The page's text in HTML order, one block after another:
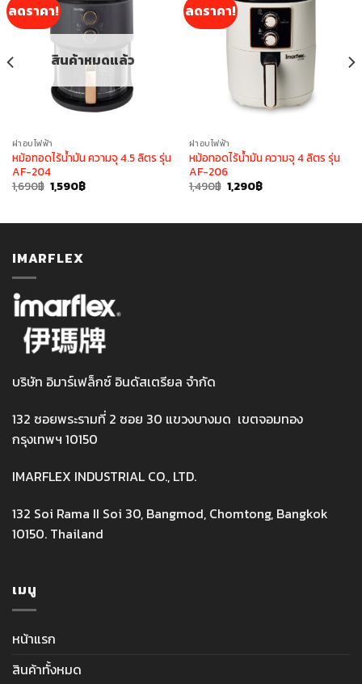
ลดราคา!
สินค้าหมดแล้ว
ฝาอบไฟฟ้า
หม้อทอดไร้น้ำมัน ความจุ 4.5 ลิตร รุ่น
AF-204
1,690฿ Original
price
1,590฿Current
ลดราคา!
ฝาอบไฟฟ้า
หม้อทอดไร้น้ำมัน ความจุ 4 ลิตร รุ่น
AF-206
1,490฿ Original
price
1,290฿Current
IMARFLEX
บริษัท อิมาร์เฟล็กซ์ อินดัสเตรียล จำกัด
132 ซอยพระรามที่ 2 ซอย 30 แขวงบางมด เขตจอมทอง
กรุงเทพฯ 10150
IMARFLEX INDUSTRIAL CO., LTD.
132 Soi Rama II Soi 30, Bangmod, Chomtong, Bangkok
10150. Thailand
เมนู
หน้าแรก
สินค้าทั้งหมด